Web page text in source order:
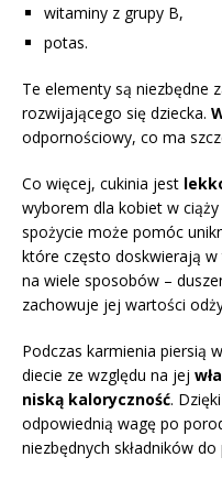
witaminy z grupy B,
potas.
Te elementy są niezbędne
rozwijającego się dziecka.
odpornościowy, co ma
Co więcej, cukinia jest
wyborem dla kobiet w
spożycie może pomóc
które często doskwierają
na wiele sposobów –
zachowuje jej wartości
Podczas karmienia piersią
diecie ze względu na jej
niską kaloryczność.
odpowiednią wagę po
niezbędnych składników